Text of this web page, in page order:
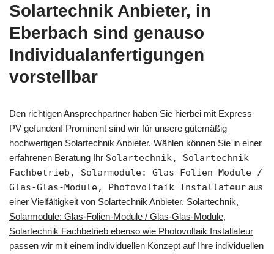
Solartechnik Anbieter, in
Eberbach sind genauso
Individualanfertigungen
vorstellbar
Den richtigen Ansprechpartner haben Sie hierbei mit Express
PV gefunden! Prominent sind wir für unsere gütemäßig
hochwertigen Solartechnik Anbieter. Wählen können Sie in einer
erfahrenen Beratung Ihr Solartechnik, Solartechnik
Fachbetrieb, Solarmodule: Glas-Folien-Module /
Glas-Glas-Module, Photovoltaik Installateur aus
einer Vielfältigkeit von Solartechnik Anbieter. Solartechnik,
Solarmodule: Glas-Folien-Module / Glas-Glas-Module,
Solartechnik Fachbetrieb ebenso wie Photovoltaik Installateur
passen wir mit einem individuellen Konzept auf Ihre individuellen